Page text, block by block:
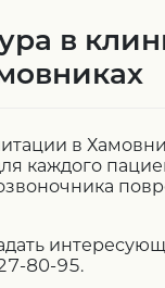
в
в
каждого
80-95.